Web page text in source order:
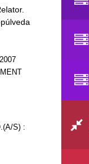
S) :